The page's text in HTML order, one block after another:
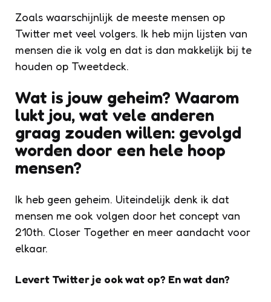
Zoals waarschijnlijk de meeste mensen op
Twitter met veel volgers. Ik heb mijn lijsten van
mensen die ik volg en dat is dan makkelijk bij te
houden op Tweetdeck.
Wat is jouw geheim? Waarom
lukt jou, wat vele anderen
graag zouden willen: gevolgd
worden door een hele hoop
mensen?
Ik heb geen geheim. Uiteindelijk denk ik dat
mensen me ook volgen door het concept van
210th. Closer Together en meer aandacht voor
elkaar.
Levert Twitter je ook wat op? En wat dan?